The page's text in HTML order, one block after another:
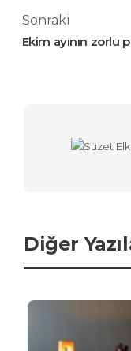
Sonraki
Ekim ayının zorlu
Diğer